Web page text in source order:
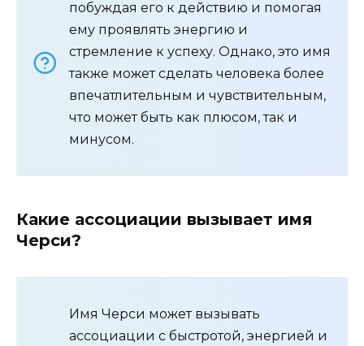
побуждая его к действию и помогая
ему проявлять энергию и
стремление к успеху. Однако, это имя
также может сделать человека более
впечатлительным и чувствительным,
что может быть как плюсом, так и
минусом.
Какие ассоциации вызывает имя
Черси?
Имя Черси может вызывать
ассоциации с быстротой, энергией и